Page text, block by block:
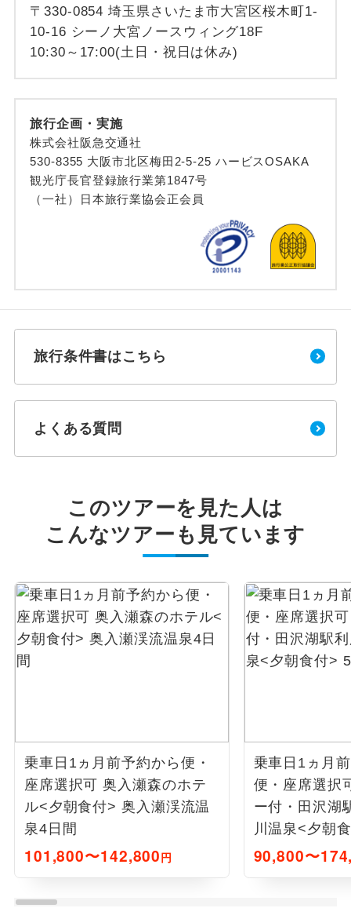
〒330-0854 埼玉県さいたま市大宮区桜木町1-
10-16 シーノ大宮ノースウィング18F
10:30～17:00(土日・祝日は休み)
旅行企画・実施
株式会社阪急交通社
530-8355 大阪市北区梅田2-5-25 ハービスOSAKA
観光庁長官登録旅行業第1847号
（一社）日本旅行業協会正会員
旅行条件書はこちら
よくある質問
このツアーを見た人は
こんなツアーも見ています
乗車日1ヵ月前予約から便・
座席選択可 奥入瀬森のホテ
ル<夕朝食付> 奥入瀬渓流温
泉4日間
101,800〜142,800円
乗車日1ヵ月
便・座席選択
ー付・田沢湖
川温泉<夕朝
90,800〜